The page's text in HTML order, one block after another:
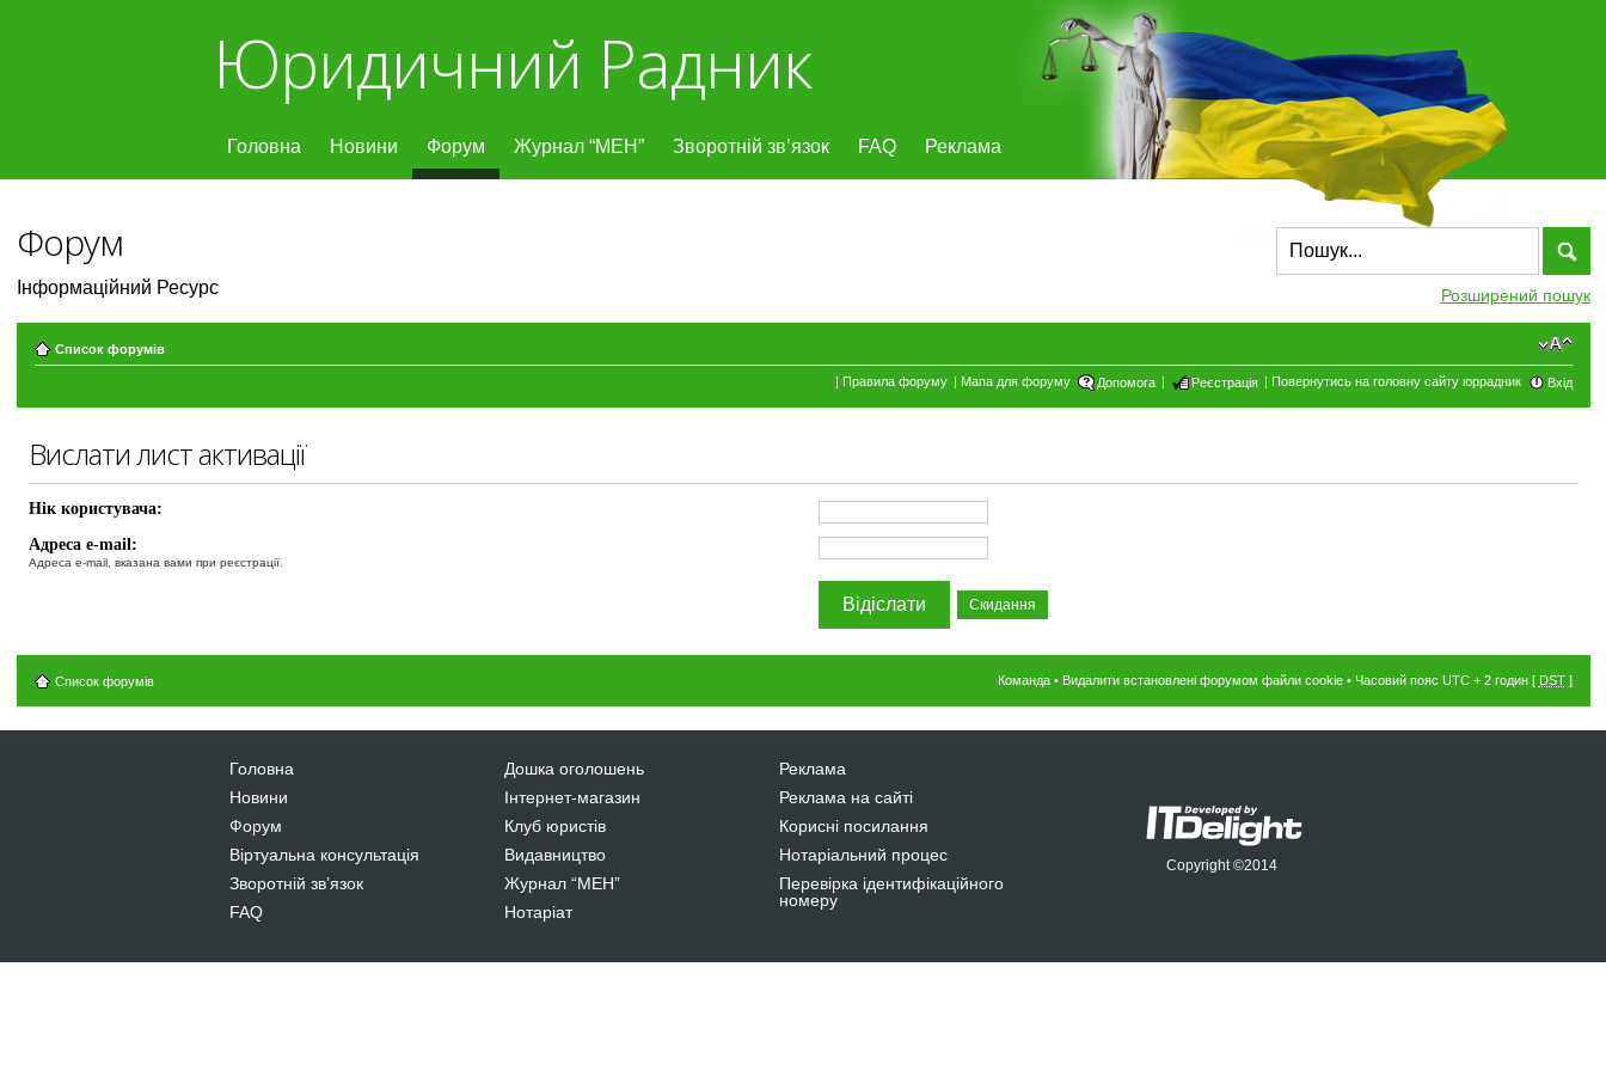
Юридичний Радник
Головна Новини Форум Журнал “МЕН” Зворотній зв’язок FAQ Реклама
Форум
Інформаційний Ресурс Розширений пошук
Список форумів
| Правила форуму | Мапа для форуму Допомога | Реєстрація | Повернутись на головну сайту юррадник Вхід
Вислати лист активації
Нік користувача:
Адреса e-mail:
Адреса e-mail, вказана вами при реєстрації.
Список форумів Команда• Видалити встановлені форумом файли cookie• Часовий пояс UTC + 2 годин [ DST]
Головна
Новини
Форум
Віртуальна консультація
Зворотній зв’язок
FAQ
Дошка оголошень
Інтернет-магазин
Клуб юристів
Видавництво
Журнал “МЕН”
Нотаріат
Реклама
Реклама на сайті
Корисні посилання
Нотаріальний процес
Перевірка ідентифікаційного
номеру
Copyright ©2014